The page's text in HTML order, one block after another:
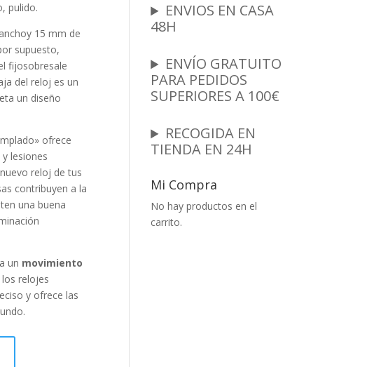
pulido.
15 mm de
supuesto,
fijosobresale
del reloj es un
un diseño
» ofrece
lesiones
reloj de tus
contribuyen a la
una buena
un movimiento
relojes
y ofrece las
.
ENVIOS EN CASA
48H
ENVÍO GRATUITO
PARA PEDIDOS
SUPERIORES A 100€
RECOGIDA EN
TIENDA EN 24H
Mi Compra
No hay productos en el
carrito.